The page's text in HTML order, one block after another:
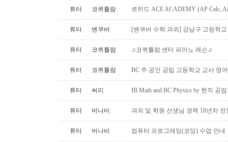
튜터 코퀴틀람 로히드 ACE ACADEMY (AP Calc,
튜터 밴쿠버 [밴쿠버 수학 과외] 강남구 고등학
튜터 코퀴틀람 ♫코퀴틀람 센터 피아노 레슨♫
튜터 코퀴틀람 BC 주 공인 공립 고등학교 교사 영
튜터 써리 IB Math and BC Physics by 현직 공
튜터 버나비 과외 및 학원 선생님 경력 18년차
튜터 버나비 컴퓨터 프로그래밍(코딩) 수업 안내